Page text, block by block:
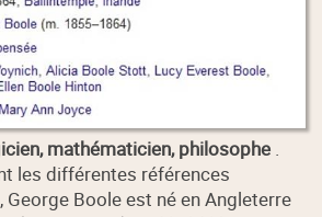
mathématicien, philosophe .
les différentes références
George Boole est né en Angleterre